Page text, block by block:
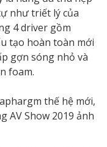
như triết lý của
4 driver gồm
tạo hoàn toàn mới
gợn sóng nhỏ và
foam.